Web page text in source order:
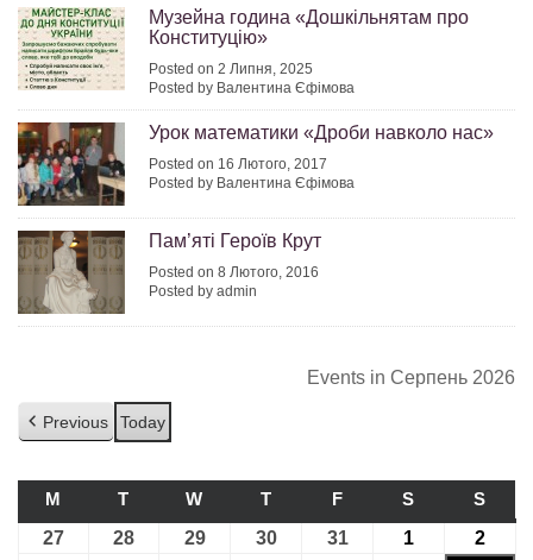
Музейна година «Дошкільнятам про
Конституцію»
Posted on 2 Липня, 2025
Posted by Валентина Єфімова
Урок математики «Дроби навколо нас»
Posted on 16 Лютого, 2017
Posted by Валентина Єфімова
Пам’яті Героїв Крут
Posted on 8 Лютого, 2016
Posted by admin
Events in Серпень 2026
Previous Today
M ПОНЕДІЛОК
T ВІВТОРОК
W СЕРЕДА
TЧЕТВЕР
FП’ЯТНИЦЯ
S СУБОТА
S
27 27.07.2026
28 28.07.2026
2929.07.2026
3030.07.2026
3131.07.2026
1 01.08.2026
2